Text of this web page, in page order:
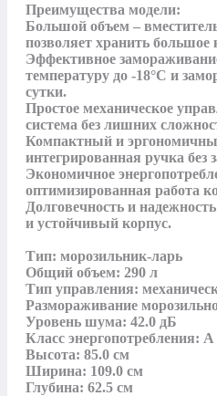
Преимущества модели:
Большой объем –
позволяет хранить большое
Эффективное
температуру до -18°C и
сутки.
Простое механическое
система без лишних
Компактный и
интегрированная ручка без
Экономичное
оптимизированная работа
Долговечность и
и устойчивый корпус.
Тип: морозильник-ларь
Общий объем: 290 л
Тип управления:
Размораживание
Уровень шума: 42.0 дБ
Класс энергопотребления: A
Высота: 85.0 см
Ширина: 109.0 см
Глубина: 62.5 см